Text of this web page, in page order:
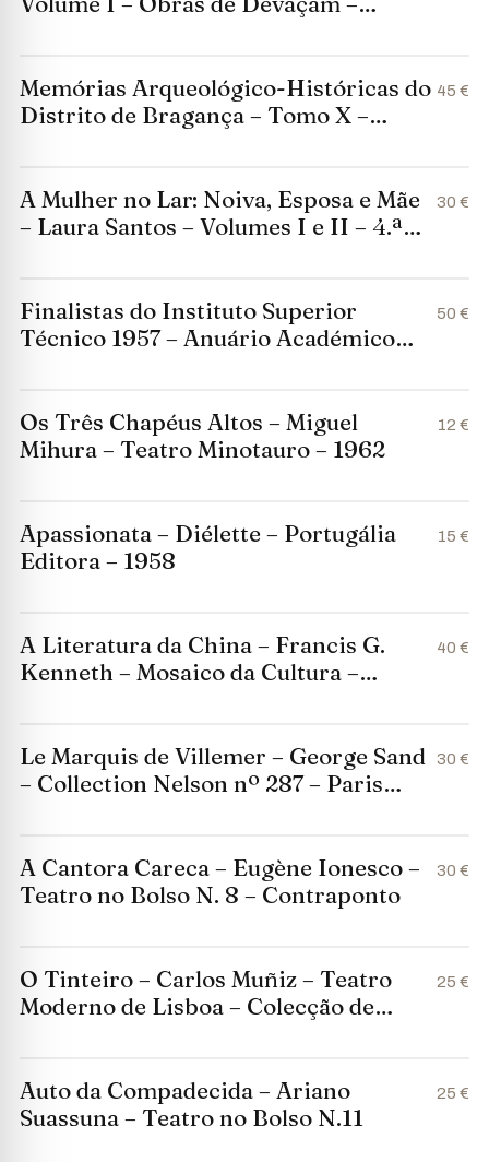
Memórias Arqueológico-Históricas do
Distrito de Bragança – Tomo X –
45 €
A Mulher no Lar: Noiva, Esposa e Mãe
– Laura Santos – Volumes I e II – 4.ª
30 €
Finalistas do Instituto Superior
Técnico 1957 – Anuário Académico
50 €
Os Três Chapéus Altos – Miguel
Mihura – Teatro Minotauro – 1962
12 €
Apassionata – Diélette – Portugália
Editora – 1958
15 €
A Literatura da China – Francis G.
Kenneth – Mosaico da Cultura –
40 €
Le Marquis de Villemer – George Sand
– Collection Nelson nº 287 – Paris
30 €
A Cantora Careca – Eugène Ionesco –
Teatro no Bolso N. 8 – Contraponto
30 €
O Tinteiro – Carlos Muñiz – Teatro
Moderno de Lisboa – Colecção de
25 €
Auto da Compadecida – Ariano
Suassuna – Teatro no Bolso N.11
25 €